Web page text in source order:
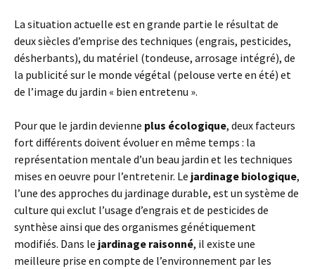
La situation actuelle est en grande partie le résultat de
deux siècles d’emprise des techniques (engrais, pesticides,
désherbants), du matériel (tondeuse, arrosage intégré), de
la publicité sur le monde végétal (pelouse verte en été) et
de l’image du jardin « bien entretenu ».
Pour que le jardin devienne plus écologique, deux facteurs
fort différents doivent évoluer en même temps : la
représentation mentale d’un beau jardin et les techniques
mises en oeuvre pour l’entretenir. Le jardinage biologique,
l’une des approches du jardinage durable, est un système de
culture qui exclut l’usage d’engrais et de pesticides de
synthèse ainsi que des organismes génétiquement
modifiés. Dans le jardinage raisonné, il existe une
meilleure prise en compte de l’environnement par les